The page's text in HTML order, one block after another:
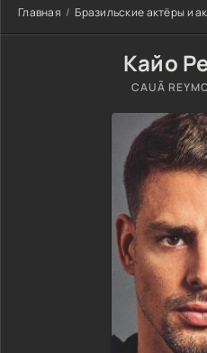
Главная Бразильские актёры и
Кайо
CAUÃ